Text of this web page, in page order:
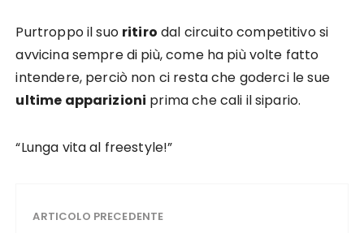
Purtroppo il suo ritiro dal circuito competitivo si
avvicina sempre di più, come ha più volte fatto
intendere, perciò non ci resta che goderci le sue
ultime apparizioni prima che cali il sipario.
“Lunga vita al freestyle!”
ARTICOLO PRECEDENTE